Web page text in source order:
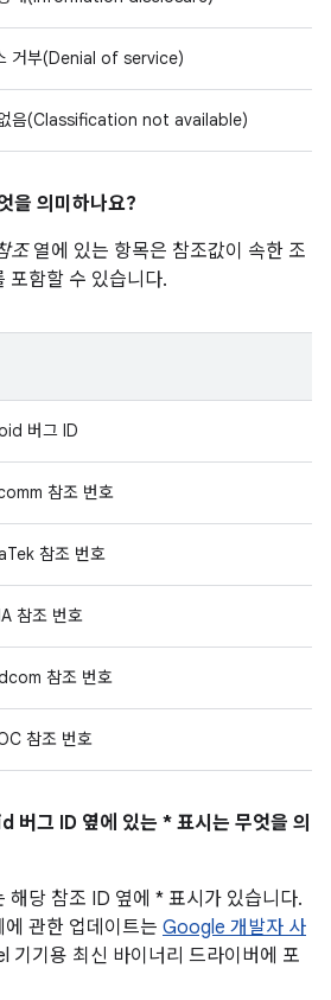
거부(Denial of service)
음(Classification not available)
을 의미하나요?
조열에 있는 항목은 참조값이 속한 조
포함할 수 있습니다.
버그 ID
참조 번호
참조 번호
참조 번호
참조 번호
참조 번호
그 ID 옆에 있는 * 표시는 무엇을 의
해당 참조 ID 옆에 * 표시가 있습니다.
관한 업데이트는 Google 개발자 사
기기용 최신 바이너리 드라이버에 포